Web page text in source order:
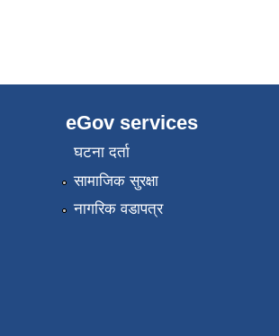
eGov services
घटना दर्ता
सामाजिक सुरक्षा
नागरिक वडापत्र